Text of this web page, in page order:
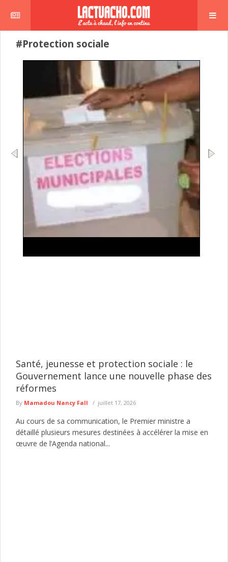
#Protection sociale
Santé, jeunesse et protection sociale : le
Gouvernement lance une nouvelle phase des
réformes
By Mamadou Nancy Fall juillet 17, 2026
Au cours de sa communication, le Premier ministre a
détaillé plusieurs mesures destinées à accélérer la mise en
œuvre de l’Agenda national...